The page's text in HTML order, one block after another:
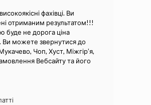
фахівці. Ви
отриманим результатом!!!
буде не дорога ціна
Ви можете звернутися до
Чоп, Хуст, Міжгір’я,
Вебсайту та його